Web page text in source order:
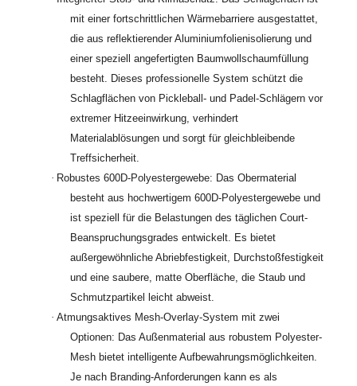
mit einer fortschrittlichen Wärmebarriere ausgestattet,
die aus reflektierender Aluminiumfolienisolierung und
einer speziell angefertigten Baumwollschaumfüllung
besteht. Dieses professionelle System schützt die
Schlagflächen von Pickleball- und Padel-Schlägern vor
extremer Hitzeeinwirkung, verhindert
Materialablösungen und sorgt für gleichbleibende
Treffsicherheit.
· Robustes 600D-Polyestergewebe: Das Obermaterial
besteht aus hochwertigem 600D-Polyestergewebe und
ist speziell für die Belastungen des täglichen Court-
Beanspruchungsgrades entwickelt. Es bietet
außergewöhnliche Abriebfestigkeit, Durchstoßfestigkeit
und eine saubere, matte Oberfläche, die Staub und
Schmutzpartikel leicht abweist.
· Atmungsaktives Mesh-Overlay-System mit zwei
Optionen: Das Außenmaterial aus robustem Polyester-
Mesh bietet intelligente Aufbewahrungsmöglichkeiten.
Je nach Branding-Anforderungen kann es als